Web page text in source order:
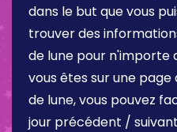
dans le but que vous
trouver des
de lune pour n'importe
vous êtes sur une
de lune, vous pouvez
jour précédent /